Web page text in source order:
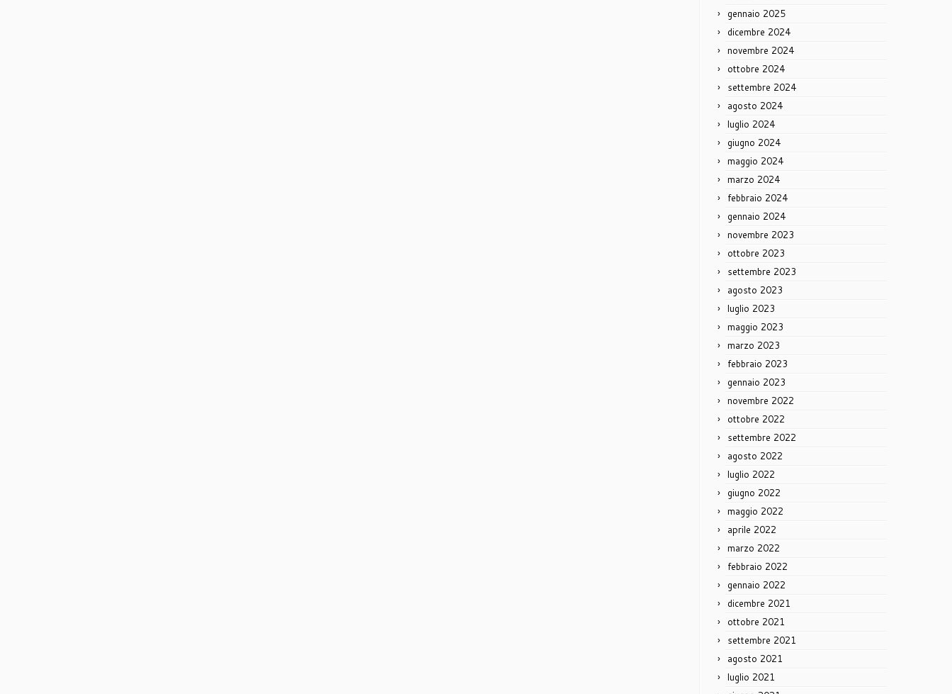
gennaio 2025
dicembre 2024
novembre 2024
ottobre 2024
settembre 2024
agosto 2024
luglio 2024
giugno 2024
maggio 2024
marzo 2024
febbraio 2024
gennaio 2024
novembre 2023
ottobre 2023
settembre 2023
agosto 2023
luglio 2023
maggio 2023
marzo 2023
febbraio 2023
gennaio 2023
novembre 2022
ottobre 2022
settembre 2022
agosto 2022
luglio 2022
giugno 2022
maggio 2022
aprile 2022
marzo 2022
febbraio 2022
gennaio 2022
dicembre 2021
ottobre 2021
settembre 2021
agosto 2021
luglio 2021